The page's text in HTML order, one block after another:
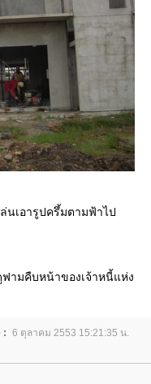
นเอารูปครึ้มตามฟ้าไป
ามคืบหน้าของเจ้าหนี้แห่ง
: 6 ตุลาคม 2553 15:21:35 น.